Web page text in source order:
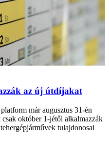
az új útdíjakat
már augusztus 31-én
október 1-jétől alkalmazzák
tulajdonosai